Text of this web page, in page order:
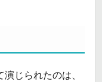
じられたのは、